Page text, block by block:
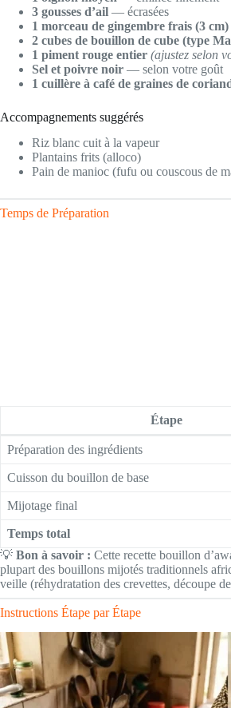
3 gousses d’ail — écrasées
1 morceau de gingembre frais (3 cm)
2 cubes de bouillon de cube (type
1 piment rouge entier (ajustez selon
Sel et poivre noir — selon votre goût
1 cuillère à café de graines de
Accompagnements suggérés
Riz blanc cuit à la vapeur
Plantains frits (alloco)
Pain de manioc (fufu ou couscous de
Temps de Préparation
Étape
Préparation des ingrédients
Cuisson du bouillon de base
Mijotage final
Temps total
💡 Bon à savoir : Cette recette bouillon
plupart des bouillons mijotés traditionnels
veille (réhydratation des crevettes, découpe
Instructions Étape par Étape